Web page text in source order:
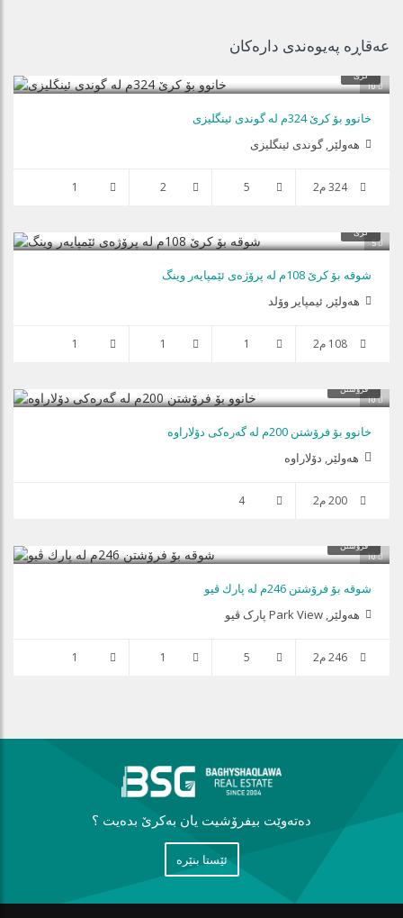
عەقاڕە پەیوەندی دارەكان
10
کرێ $1,400
خانوو بۆ كرێ 324م لە گوندی ئینگلیزی
هه‌ولێر, گوندی ئینگلیزی
324 م2 5
2
1
5
کرێ
شوقە بۆ کرێ 108م لە پرۆژەی ئێمپایەر وینگ
هه‌ولێر, ئیمپایر وۆلد
108 م2 1
1
1
10
فرۆشتن
خانوو بۆ فرۆشتن 200م لە گەرەکی دۆلاراوە
هه‌ولێر , دۆلاراوە
200 م2 4
10
فرۆشتن
شوقە بۆ فرۆشتن 246م لە پارك ڤیو
هه‌ولێر, Park View پارک ڤیو
246 م2 5
1
1
دەتەوێت بیفرۆشیت یان بەكرێ بدەیت ؟
ئێستا بنێره‌